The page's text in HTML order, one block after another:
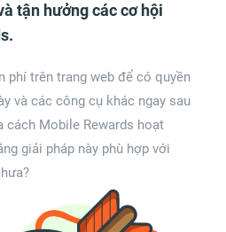
tận hưởng các cơ hội
phí trên trang web để có quyền
và các công cụ khác ngay sau
cách Mobile Rewards hoạt
giải pháp này phù hợp với